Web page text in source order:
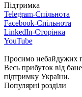
Підтримка
Telegram-Спільнота
Facebook-Спільнота
LinkedIn-Сторінка
YouTube
Просимо небайдужих
Весь прибуток від
підтримку України.
Популярні розділи